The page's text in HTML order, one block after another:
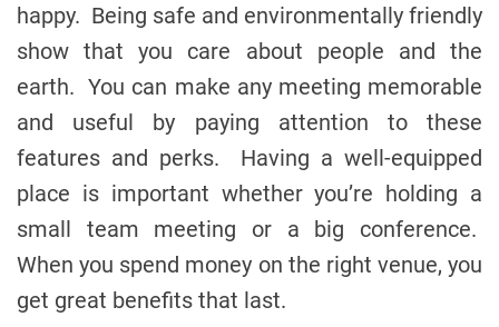
happy. Being safe and environmentally friendly
show that you care about people and the
earth. You can make any meeting memorable
and useful by paying attention to these
features and perks. Having a well-equipped
place is important whether you’re holding a
small team meeting or a big conference.
When you spend money on the right venue, you
get great benefits that last.